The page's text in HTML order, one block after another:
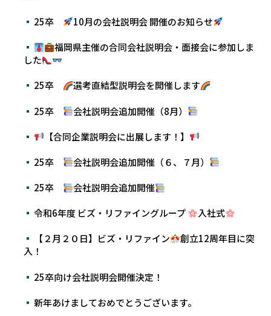
25卒 10月の会社説明会 開催のお知らせ
福岡県主催の合同会社説明会・面接会に参加しま
した
25卒 選考直結型説明会を開催します
25卒 会社説明会追加開催（8月）
【合同企業説明会に出展します！】
25卒 会社説明会追加開催（６、７月）
25卒 会社説明会追加開催
令和6年度 ビズ・リファイングループ 入社式
【２月２０日】ビズ・リファイン
創立12周年目に突
入！
25卒向け会社説明会開催決定！
新年あけましておめでとうございます。